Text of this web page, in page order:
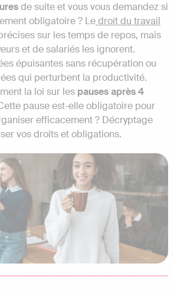
de suite et vous vous demandez si
obligatoire ? Ledroit du travail
sur les temps de repos, mais
et de salariés les ignorent.
épuisantes sans récupération ou
qui perturbent la productivité.
la loi sur les pauses après 4
pause est-elle obligatoire pour
efficacement ? Décryptage
vos droits et obligations.